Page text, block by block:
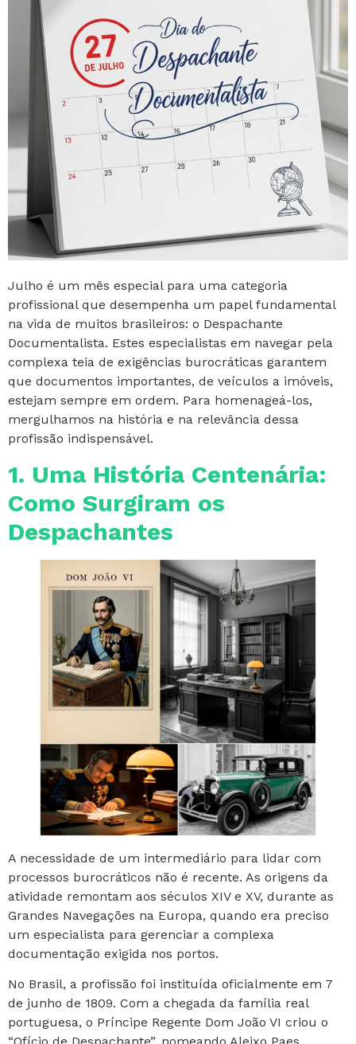
Julho é um mês especial para uma categoria
profissional que desempenha um papel fundamental
na vida de muitos brasileiros: o Despachante
Documentalista. Estes especialistas em navegar pela
complexa teia de exigências burocráticas garantem
que documentos importantes, de veículos a imóveis,
estejam sempre em ordem. Para homenageá-los,
mergulhamos na história e na relevância dessa
profissão indispensável.
1. Uma História Centenária:
Como Surgiram os
Despachantes
A necessidade de um intermediário para lidar com
processos burocráticos não é recente. As origens da
atividade remontam aos séculos XIV e XV, durante as
Grandes Navegações na Europa, quando era preciso
um especialista para gerenciar a complexa
documentação exigida nos portos.
No Brasil, a profissão foi instituída oficialmente em 7
de junho de 1809. Com a chegada da família real
portuguesa, o Príncipe Regente Dom João VI criou o